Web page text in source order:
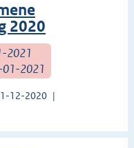
2020
2021
01-2021
12-2020